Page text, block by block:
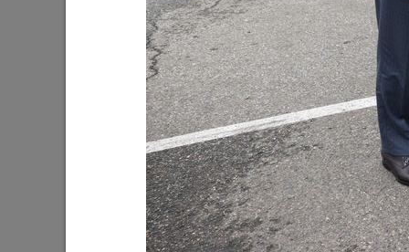
Ильсур Метшин: «Эти светлые
праздники символизируют
Жители
и